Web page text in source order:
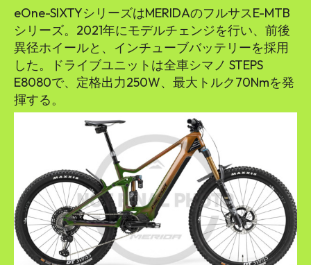
eOne-SIXTYシリーズはMERIDAのフルサスE-MTB
シリーズ。2021年にモデルチェンジを行い、前後
異径ホイールと、インチューブバッテリーを採用
した。ドライブユニットは全車シマノ STEPS
E8080で、定格出力250W、最大トルク70Nmを発
揮する。